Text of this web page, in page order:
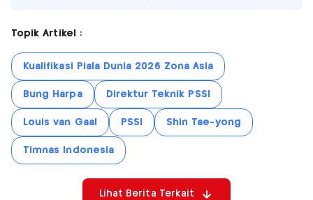
Topik Artikel :
Kualifikasi Piala Dunia 2026 Zona Asia
Bung Harpa Direktur Teknik PSSI
Louis van Gaal PSSI Shin Tae-yong
Timnas Indonesia
Lihat Berita Terkait